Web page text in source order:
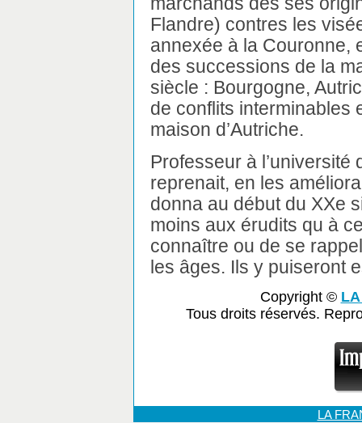
Flandre) contres les
annexée à la Couronne,
des successions de la
siècle : Bourgogne,
de conflits interminables
maison d’Autriche.
Professeur à l’université
reprenait, en les
donna au début du XXe
moins aux érudits qu à
connaître ou de se
les âges. Ils y puiseront
Copyright ©
Tous droits réservés.
LA